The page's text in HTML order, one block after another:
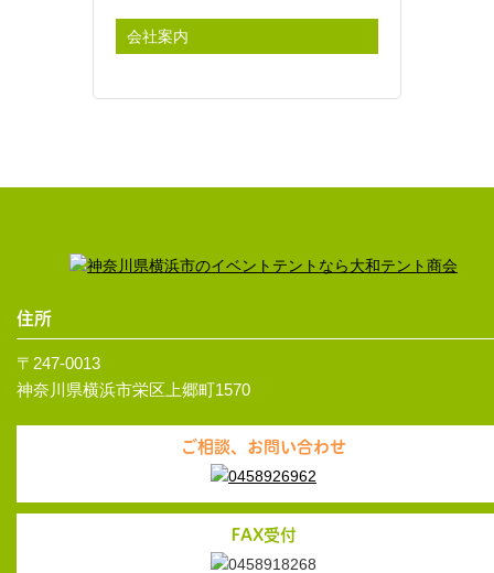
会社案内
住所
〒247-0013
神奈川県横浜市栄区上郷町1570
ご相談、お問い合わせ
FAX受付